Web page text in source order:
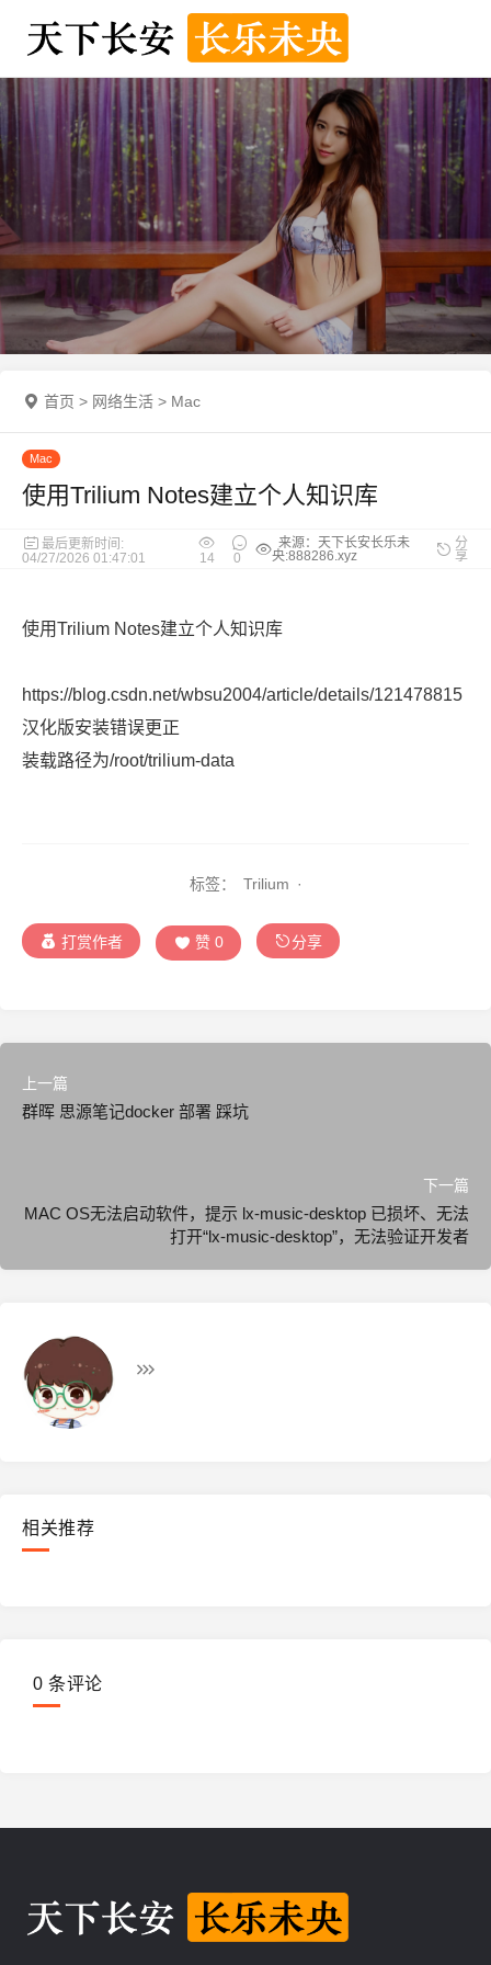
首页 > 网络生活 > Mac
Mac
使用Trilium Notes建立个人知识库
最后更新时间:
04/27/2026 01:47:01
14 0
来源：天下长安长乐未
央:888286.xyz
分
享
使用Trilium Notes建立个人知识库
https://blog.csdn.net/wbsu2004/article/details/121478815
汉化版安装错误更正
装载路径为/root/trilium-data
标签： Trilium ·
打赏作者 赞 0 分享
上一篇
群晖 思源笔记docker 部署 踩坑
下一篇
MAC OS无法启动软件，提示 lx-music-desktop 已损坏、无法
打开“lx-music-desktop”，无法验证开发者
相关推荐
0 条评论